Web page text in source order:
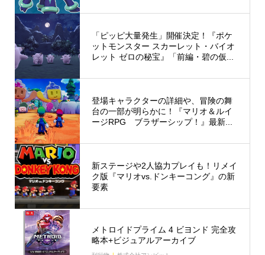
「ピッピ大量発生」開催決定！『ポケ
ットモンスター スカーレット・バイオ
レット ゼロの秘宝』「前編・碧の仮...
登場キャラクターの詳細や、冒険の舞
台の一部が明らかに！『マリオ＆ルイ
ージRPG ブラザーシップ！』最新...
新ステージや2人協力プレイも！リメイ
ク版『マリオvs.ドンキーコング』の新
要素
メトロイドプライム 4 ビヨンド 完全攻
略本+ビジュアルアーカイブ